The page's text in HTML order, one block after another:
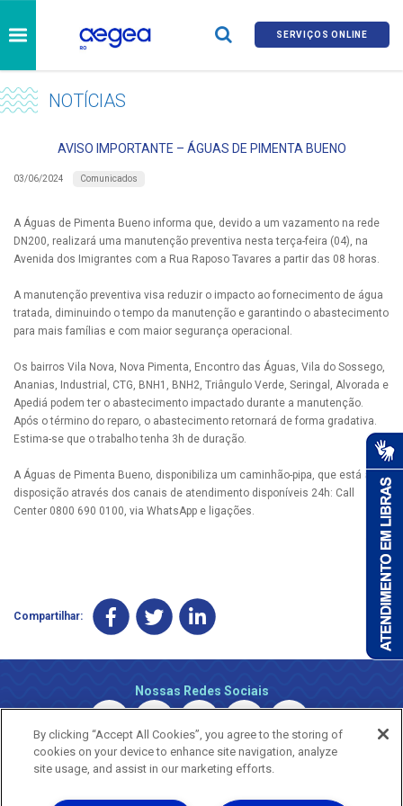
SERVIÇOS ONLINE
NOTÍCIAS
AVISO IMPORTANTE – ÁGUAS DE PIMENTA BUENO
03/06/2024 Comunicados
A Águas de Pimenta Bueno informa que, devido a um vazamento na rede
DN200, realizará uma manutenção preventiva nesta terça-feira (04), na
Avenida dos Imigrantes com a Rua Raposo Tavares a partir das 08 horas.
A manutenção preventiva visa reduzir o impacto ao fornecimento de água
tratada, diminuindo o tempo da manutenção e garantindo o abastecimento
para mais famílias e com maior segurança operacional.
Os bairros Vila Nova, Nova Pimenta, Encontro das Águas, Vila do Sossego,
Ananias, Industrial, CTG, BNH1, BNH2, Triângulo Verde, Seringal, Alvorada e
Apediá podem ter o abastecimento impactado durante a manutenção.
Após o término do reparo, o abastecimento retornará de forma gradativa.
Estima-se que o trabalho tenha 3h de duração.
A Águas de Pimenta Bueno, disponibiliza um caminhão-pipa, que está à
disposição através dos canais de atendimento disponíveis 24h: Call
Center 0800 690 0100, via WhatsApp e ligações.
Compartilhar:
Nossas Redes Sociais
By clicking “Accept All Cookies”, you agree to the storing of
cookies on your device to enhance site navigation, analyze
site usage, and assist in our marketing efforts.